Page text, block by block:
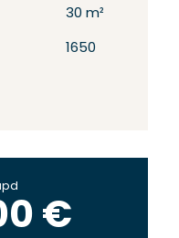
30 m²
1650
€